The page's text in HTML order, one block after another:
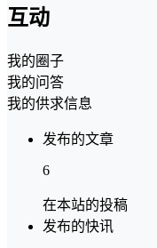
互动
我的圈子
我的问答
我的供求信息
发布的文章
6
在本站的投稿
发布的快讯